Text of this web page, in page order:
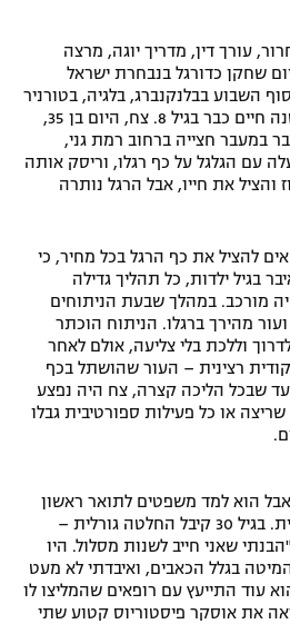
עסק
עורך דין, מדריך יוגה, מרצה
שחקן כדורגל בנבחרת ישראל
השבוע בבלנקנברג, בלגיה, בטורניר
5 האומות, קיבל תפנית משנה חיים כבר בגיל 8. צח, היום בן 35,
במעבר חצייה ברחוב רמת גני,
עם הגלגל על כף רגלו, וריסק אותה
והציל את חייו, אבל הרגל נותרה
להציל את כף הרגל בכל מחיר, כי
בגיל ילדות, כל תהליך גדילה
מורכב. במהלך שבעת הניתוחים
מהירך ברגלו. הניתוח הוכתר
וללכת בלי צליעה, אולם לאחר
רצינית – העור שהושתל בכף
עד שבכל הליכה קצרה, צח היה נפצע
שריצה או כל פעילות ספורטיבית גבלו
הוא למד משפטים לתואר ראשון
ושני ובנה את עצמו מקצועית. בגיל 30 קיבל החלטה גורלית –
שאני חייב לשנות מסלול. היו
בגלל הכאבים, ואיבדתי לא מעט
עוד התייעץ עם רופאים שהמליצו לו
את אוסקר פיסטוריוס קטוע שתי